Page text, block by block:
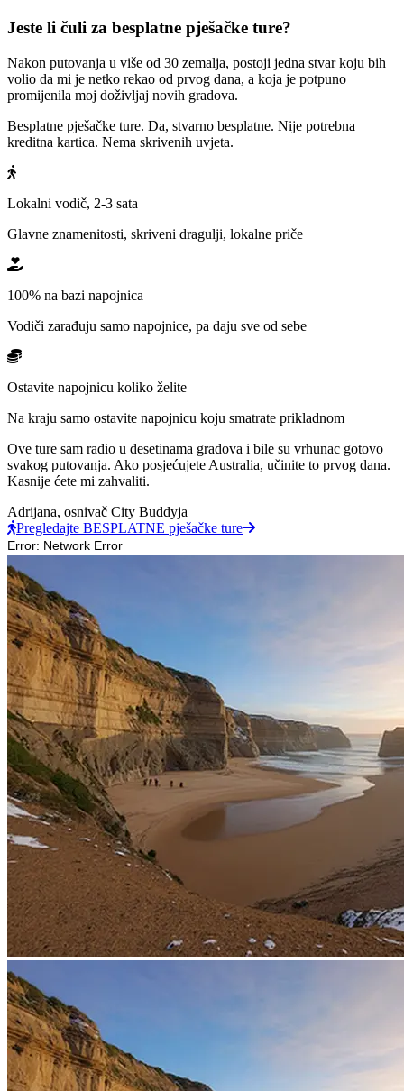
Jeste li čuli za besplatne pješačke ture?
Nakon putovanja u više od 30 zemalja, postoji jedna stvar koju bih
volio da mi je netko rekao od prvog dana, a koja je potpuno
promijenila moj doživljaj novih gradova.
Besplatne pješačke ture. Da, stvarno besplatne. Nije potrebna
kreditna kartica. Nema skrivenih uvjeta.
Lokalni vodič, 2-3 sata
Glavne znamenitosti, skriveni dragulji, lokalne priče
100% na bazi napojnica
Vodiči zarađuju samo napojnice, pa daju sve od sebe
Ostavite napojnicu koliko želite
Na kraju samo ostavite napojnicu koju smatrate prikladnom
Ove ture sam radio u desetinama gradova i bile su vrhunac gotovo
svakog putovanja. Ako posjećujete Australia, učinite to prvog dana.
Kasnije ćete mi zahvaliti.
Adrijana, osnivač City Buddyja
Pregledajte BESPLATNE pješačke ture